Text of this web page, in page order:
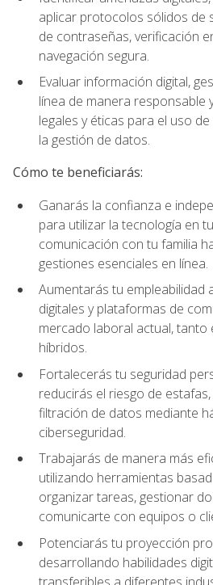
aplicar protocolos sólidos de
de contraseñas, verificación
navegación segura.
Evaluar información digital,
línea de manera responsable
legales y éticas para el uso
la gestión de datos.
Cómo te beneficiarás:
Ganarás la confianza e
para utilizar la tecnología en
comunicación con tu familia
gestiones esenciales en línea.
Aumentarás tu empleabilidad
digitales y plataformas de
mercado laboral actual,
híbridos.
Fortalecerás tu seguridad
reducirás el riesgo de
filtración de datos mediante
ciberseguridad.
Trabajarás de manera más
utilizando herramientas
organizar tareas, gestionar
comunicarte con equipos o
Potenciarás tu proyección
desarrollando habilidades